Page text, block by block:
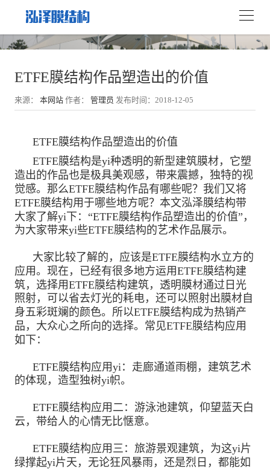
ETFE膜结构作品塑造出的价值
来源： 本网站 作者： 管理员 发布时间：2018-12-05
ETFE膜结构作品塑造出的价值
ETFE膜结构是yi种透明的新型建筑膜材，它塑
造出的作品也是极具美观感，带来震撼，独特的视
觉感。那么ETFE膜结构作品有哪些呢？我们又将
ETFE膜结构用于哪些地方呢？本文泓泽膜结构带
大家了解yi下：“ETFE膜结构作品塑造出的价值”，
为大家带来yi些ETFE膜结构的艺术作品展示。
大家比较了解的，应该是ETFE膜结构水立方的
应用。现在，已经有很多地方运用ETFE膜结构建
筑，选择用ETFE膜结构建筑，透明膜材通过日光
照射，可以省去灯光的耗电，还可以照射出膜材自
身五彩斑斓的颜色。所以ETFE膜结构成为热销产
品，大众心之所向的选择。常见ETFE膜结构应用
如下：
ETFE膜结构应用yi：走廊通道雨棚，建筑艺术
的体现，造型独树yi帜。
ETFE膜结构应用二：游泳池建筑，仰望蓝天白
云，带给人的心情无比惬意。
ETFE膜结构应用三：旅游景观建筑，为这yi片
绿撑起yi片天，无论狂风暴雨，还是烈日，都能如